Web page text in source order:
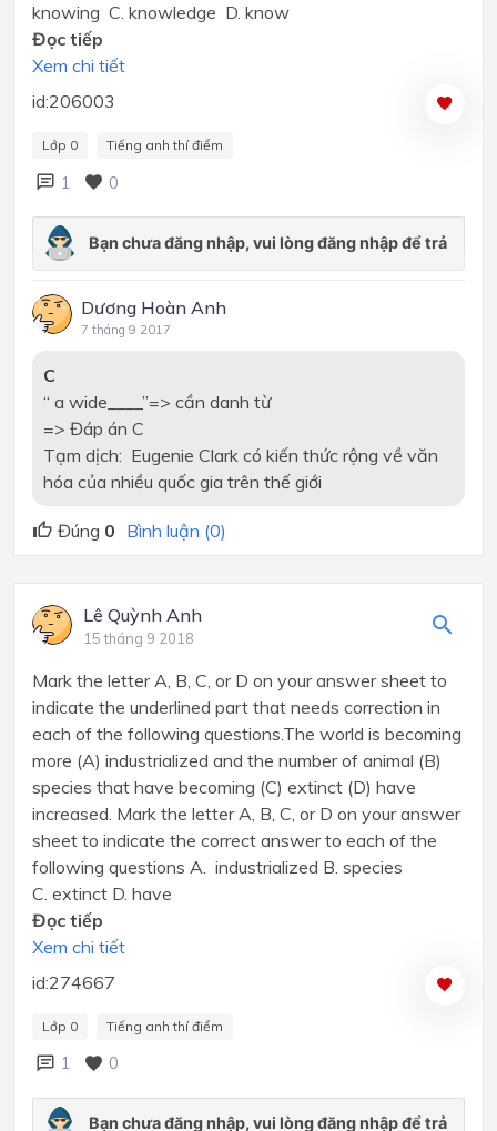
knowing C. knowledge D. know
Đọc tiếp
Xem chi tiết
id:206003
Lớp 0 Tiếng anh thí điểm
1 0
Dương Hoàn Anh
7 tháng 9 2017
C
“ a wide____”=> cần danh từ
=> Đáp án C
Tạm dịch: Eugenie Clark có kiến thức rộng về văn
hóa của nhiều quốc gia trên thế giới
Đúng 0 Bình luận (0)
Lê Quỳnh Anh
15 tháng 9 2018
Mark the letter A, B, C, or D on your answer sheet to
indicate the underlined part that needs correction in
each of the following questions.The world is becoming
more (A) industrialized and the number of animal (B)
species that have becoming (C) extinct (D) have
increased. Mark the letter A, B, C, or D on your answer
sheet to indicate the correct answer to each of the
following questions A. industrialized B. species
C. extinct D. have
Đọc tiếp
Xem chi tiết
id:274667
Lớp 0 Tiếng anh thí điểm
1 0